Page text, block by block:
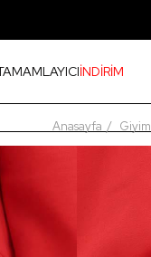
İNDİRİM
Anasayfa Giyim